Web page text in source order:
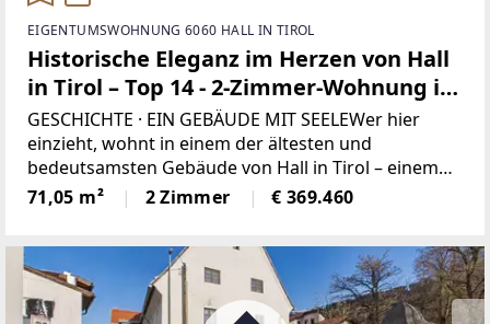
EIGENTUMSWOHNUNG 6060 HALL IN TIROL
Historische Eleganz im Herzen von Hall
in Tirol – Top 14 - 2-Zimmer-Wohnung in
denkmalgeschütztem Altbau
GESCHICHTE · EIN GEBÄUDE MIT SEELEWer hier
einzieht, wohnt in einem der ältesten und
bedeutsamsten Gebäude von Hall in Tirol – einem
spätgotischen Salzstadel, der im 16. Jahrhundert für
die Innschifffahrt errichtet wurde und als Lagerhaus
71,05 m² 2 Zimmer € 369.460